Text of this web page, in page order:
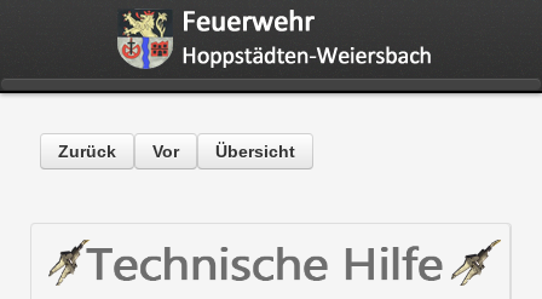
Zurück Vor Übersicht